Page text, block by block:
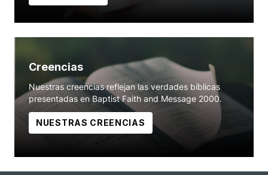
Creencias
Nuestras creencias reflejan las verdades bíblicas
presentadas en Baptist Faith and Message 2000.
NUESTRAS CREENCIAS